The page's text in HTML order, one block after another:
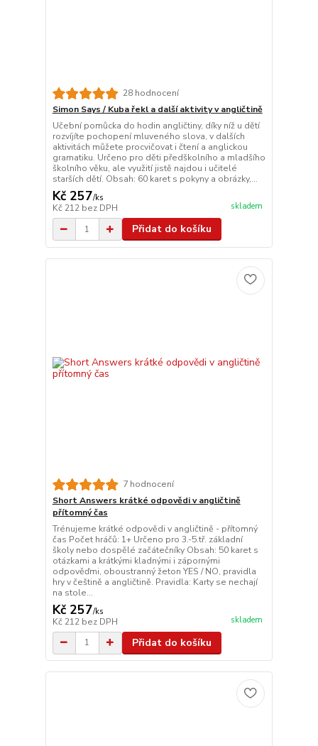
28 hodnocení
Simon Says / Kuba řekl a další aktivity v angličtině
Učební pomůcka do hodin angličtiny, díky níž u dětí
rozvíjíte pochopení mluveného slova, v dalších
aktivitách můžete procvičovat i čtení a anglickou
gramatiku. Určeno pro děti předškolního a mladšího
školního věku, ale využití jistě najdou i učitelé
starších dětí. Obsah: 60 karet s pokyny a obrázky,...
Kč 257/ks
Kč 212 bez DPH skladem
Přidat do košíku
7 hodnocení
Short Answers krátké odpovědi v angličtině
přítomný čas
Trénujeme krátké odpovědi v angličtině - přítomný
čas Počet hráčů: 1+ Určeno pro 3.-5.tř. základní
školy nebo dospělé začátečníky Obsah: 50 karet s
otázkami a krátkými kladnými i zápornými
odpověďmi, oboustranný žeton YES / NO, pravidla
hry v češtině a angličtině. Pravidla: Karty se nechají
na stole...
Kč 257/ks
Kč 212 bez DPH skladem
Přidat do košíku